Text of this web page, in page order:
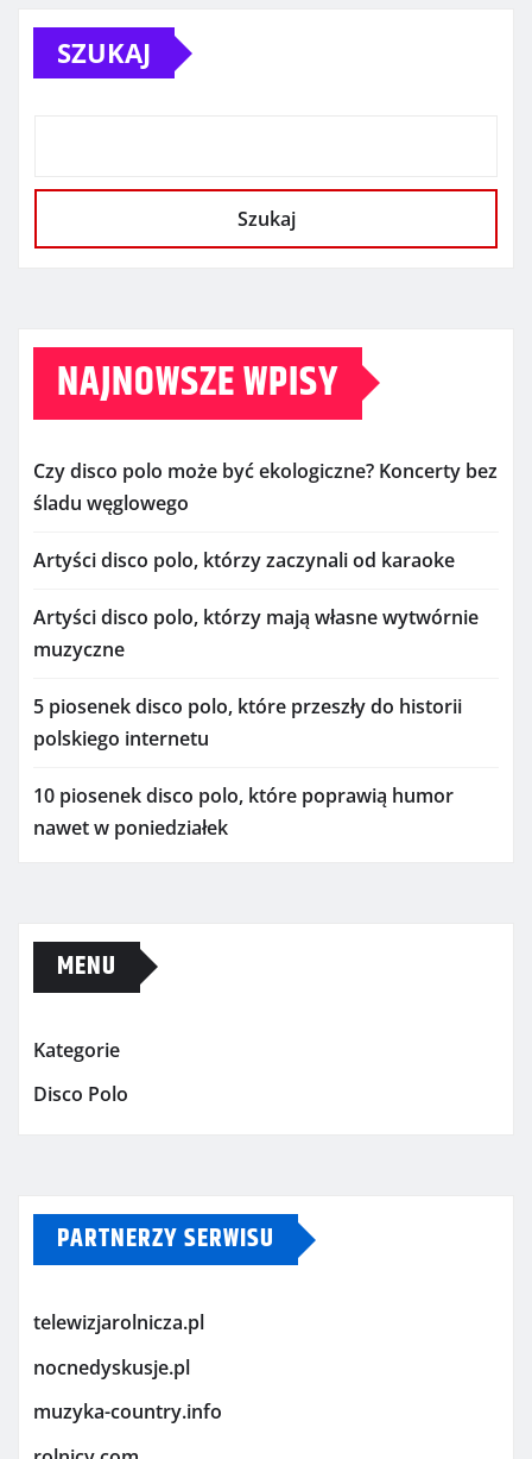
SZUKAJ
Szukaj
NAJNOWSZE WPISY
Czy disco polo może być ekologiczne? Koncerty bez
śladu węglowego
Artyści disco polo, którzy zaczynali od karaoke
Artyści disco polo, którzy mają własne wytwórnie
muzyczne
5 piosenek disco polo, które przeszły do historii
polskiego internetu
10 piosenek disco polo, które poprawią humor
nawet w poniedziałek
MENU
Kategorie
Disco Polo
PARTNERZY SERWISU
telewizjarolnicza.pl
nocnedyskusje.pl
muzyka-country.info